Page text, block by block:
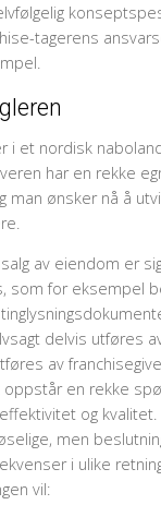
tagerens
i et nordisk
har en rekke
man ønsker nå å
av eiendom er
som for eksempel
delvis utføres
av
oppstår en rekke
og
men
i ulike
vil: